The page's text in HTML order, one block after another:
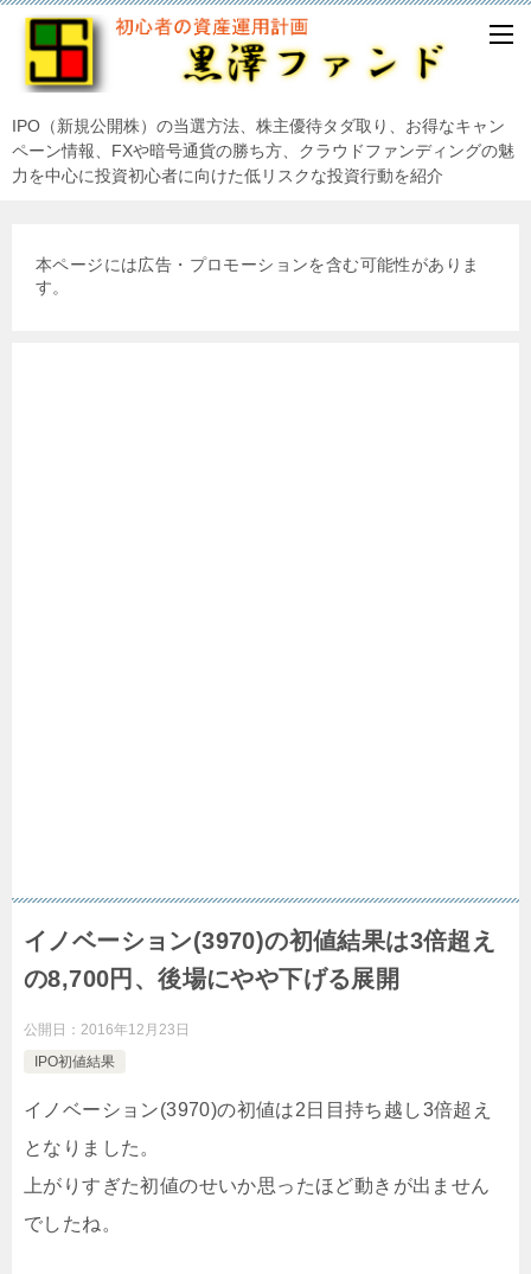
IPO（新規公開株）の当選方法、株主優待タダ取り、お得なキャン
ペーン情報、FXや暗号通貨の勝ち方、クラウドファンディングの魅
力を中心に投資初心者に向けた低リスクな投資行動を紹介
本ページには広告・プロモーションを含む可能性がありま
す。
イノベーション(3970)の初値結果は3倍超え
の8,700円、後場にやや下げる展開
公開日： 2016年12月23日
IPO初値結果
イノベーション(3970)の初値は2日目持ち越し3倍超え
となりました。
上がりすぎた初値のせいか思ったほど動きが出ません
でしたね。